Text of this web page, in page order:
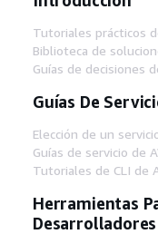
Tutoriales prácticos
Biblioteca de
Guías de decisiones
Guías De
Elección de un
Guías de servicio de
Tutoriales de CLI de
Herramientas
Desarrolladores